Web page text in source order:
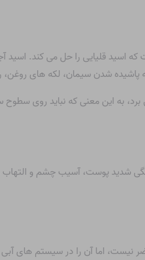
اسید قلیایی را حل می کند.
شدن سیمان، لکه های روغن،
برد، به این معنی که نباید روی
پوست، آسیب چشم و التهاب